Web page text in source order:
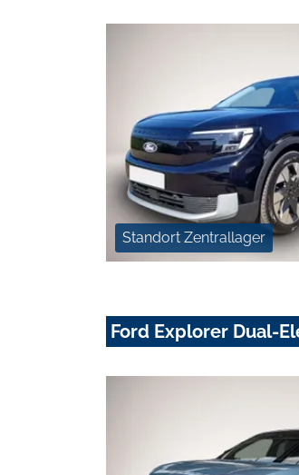
Standort Zentrallager
Ford Explorer Dual-